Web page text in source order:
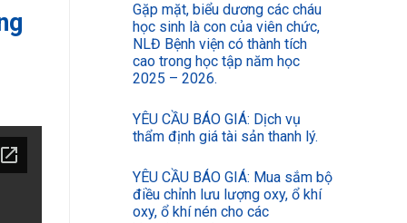
Gặp mặt, biểu dương các cháu
học sinh là con của viên chức,
NLĐ Bệnh viện có thành tích
cao trong học tập năm học
2025 – 2026.
YÊU CẦU BÁO GIÁ: Dịch vụ
thẩm định giá tài sản thanh lý.
YÊU CẦU BÁO GIÁ: Mua sắm bộ
điều chỉnh lưu lượng oxy, ổ khí
oxy, ổ khí nén cho các